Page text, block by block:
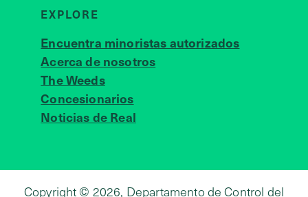
EXPLORE
Encuentra minoristas autorizados
Acerca de nosotros
The Weeds
Concesionarios
Noticias de Real
Copyright © 2026, Departamento de Control del